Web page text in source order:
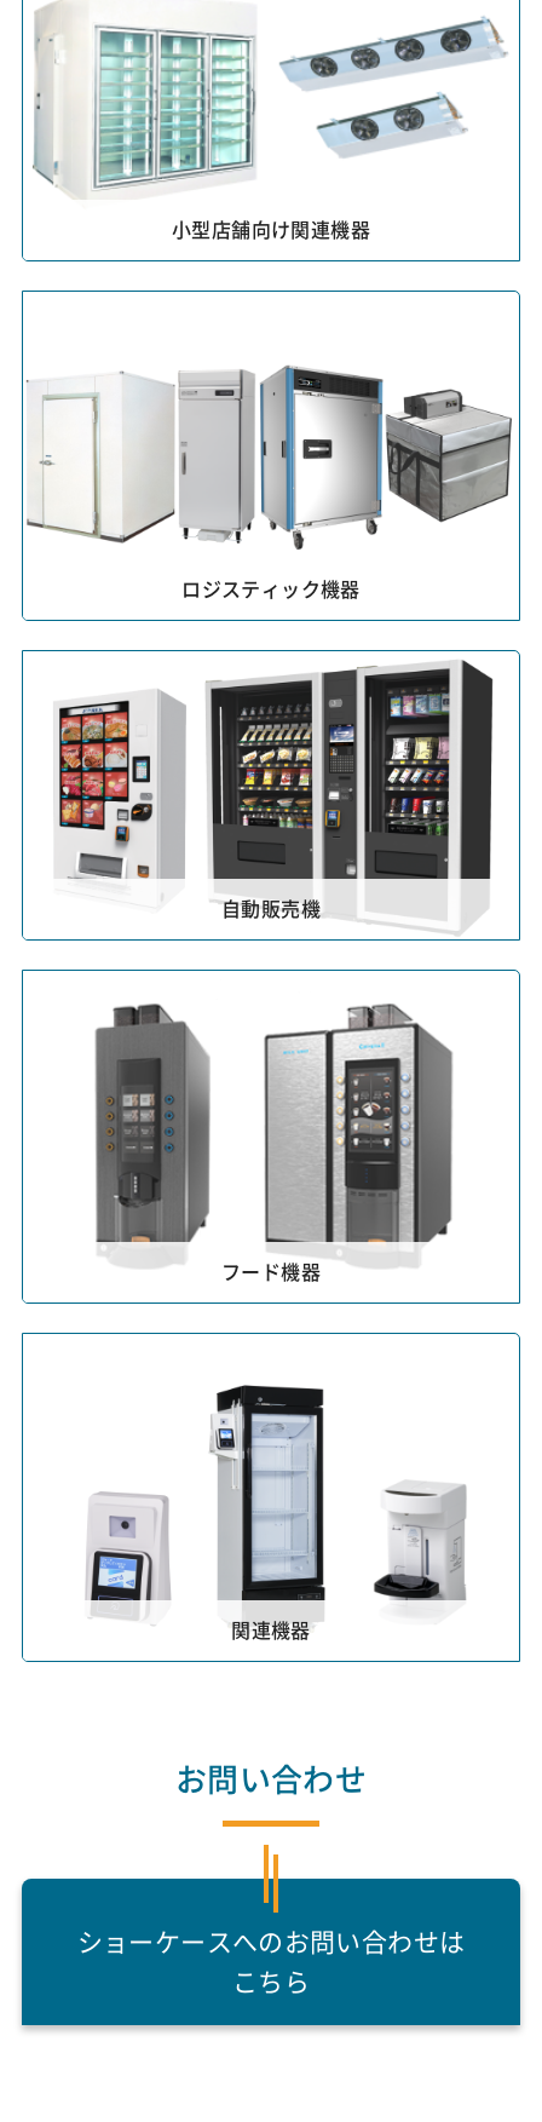
小型店舗向け関連機器
ロジスティック機器
自動販売機
フード機器
関連機器
お問い合わせ
ショーケースへのお問い合わせは
こちら